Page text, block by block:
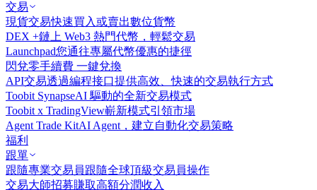
交易
現貨交易快速買入或賣出數位貨幣
DEX +鏈上 Web3 熱門代幣，輕鬆交易
Launchpad您通往專屬代幣優惠的捷徑
閃兌零手續費 一鍵兌換
API交易透過編程接口提供高效、快速的交易執行方式
Toobit SynapseAI 驅動的全新交易模式
Toobit x TradingView嶄新模式引領市場
Agent Trade KitAI Agent，建立自動化交易策略
福利
跟單
跟隨專業交易員跟隨全球頂級交易員操作
交易大師招募賺取高額分潤收入